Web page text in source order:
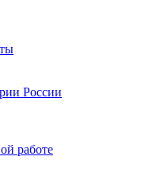
России
работе